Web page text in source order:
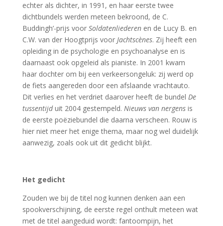
echter als dichter, in 1991, en haar eerste twee
dichtbundels werden meteen bekroond, de C.
Buddingh’-prijs voor Soldatenliederenen de Lucy B. en
C.W. van der Hoogtprijs voor Jachtscènes. Zij heeft een
opleiding in de psychologie en psychoanalyse en is
daarnaast ook opgeleid als pianiste. In 2001 kwam
haar dochter om bij een verkeersongeluk: zij werd op
de fiets aangereden door een afslaande vrachtauto.
Dit verlies en het verdriet daarover heeft de bundel De
tussentijduit 2004 gestempeld. Nieuws van nergens is
de eerste poëziebundel die daarna verscheen. Rouw is
hier niet meer het enige thema, maar nog wel duidelijk
aanwezig, zoals ook uit dit gedicht blijkt.
Het gedicht
Zouden we bij de titel nog kunnen denken aan een
spookverschijning, de eerste regel onthult meteen wat
met de titel aangeduid wordt: fantoompijn, het